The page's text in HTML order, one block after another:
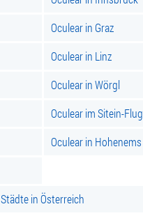
Oculear in Graz
Oculear in Linz
Oculear in Wörgl
Oculear im Sitein-Flug
Oculear in Hohenems
Städte in Österreich